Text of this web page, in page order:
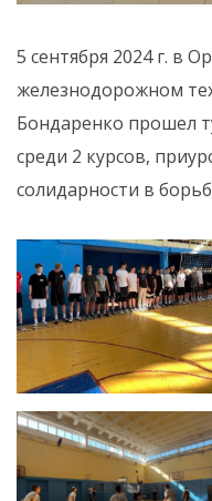
5 сентября 2024 г. в
железнодорожном
Бондаренко прошел
среди 2 курсов,
солидарности в